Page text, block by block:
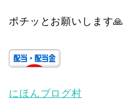
ポチッとお願いします🙏
にほんブログ村